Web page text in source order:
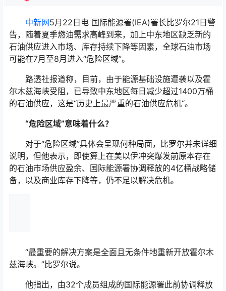
中新网5月22日电 国际能源署(IEA)署长比罗尔21日警
告，随着夏季燃油需求高峰到来，加上中东地区缺乏新的
石油供应进入市场、库存持续下降等因素，全球石油市场
可能在7月至8月进入“危险区域”。
路透社报道称，目前，由于能源基础设施遭袭以及霍
尔木兹海峡受阻，已导致中东地区每日减少超过1400万桶
的石油供应，这是“历史上最严重的石油供应危机“。
“危险区域”意味着什么？
对于“危险区域”具体会呈现何种局面，比罗尔并未详细
说明，但他表示，即使算上在美以伊冲突爆发前原本存在
的石油市场供应盈余、国际能源署协调释放的4亿桶战略储
备，以及商业库存下降等，仍不足以解决危机。
“最重要的解决方案是全面且无条件地重新开放霍尔木
兹海峡。”比罗尔说。
他指出，由32个成员组成的国际能源署此前协调释放